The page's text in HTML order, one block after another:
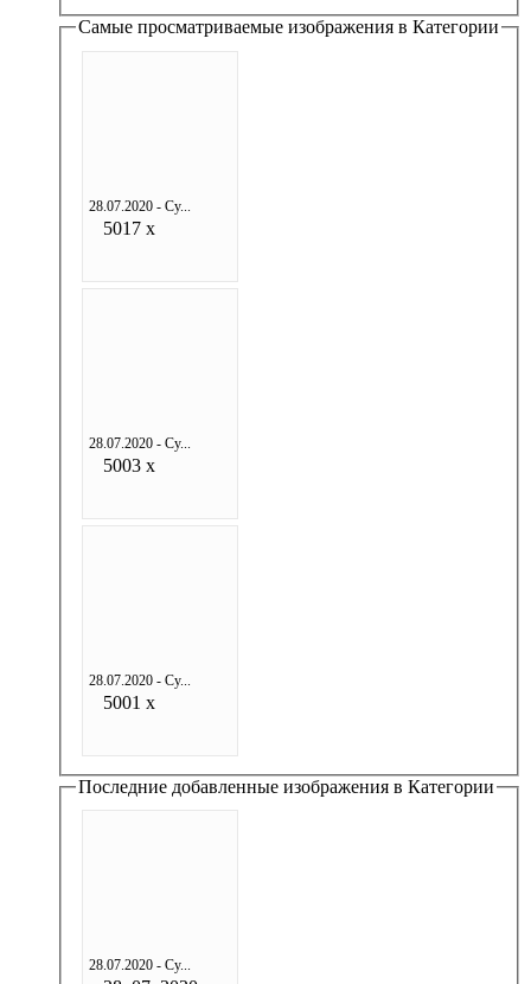
Самые просматриваемые изображения в Категории
28.07.2020 - Су...
5017 x
28.07.2020 - Су...
5003 x
28.07.2020 - Су...
5001 x
Последние добавленные изображения в Категории
28.07.2020 - Су...